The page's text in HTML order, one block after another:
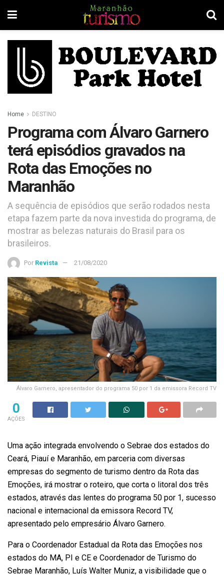
Home DESTINO
Programa com Álvaro Garnero
terá episódios gravados na
Rota das Emoções no
Maranhão
A sequência de episódios que serão rodados nesta
etapa fazem parte da nova investida do programa, de
mostrar as belezas naturais do Brasil para os
brasileiros.
Por Revista 21/08/2020
Álvaro Garnero, apresentador do programa 50 por 1 da emissora Record TV
0
AÇÕES
Uma ação integrada envolvendo o Sebrae dos estados do
Ceará, Piauí e Maranhão, em parceria com diversas
empresas do segmento de turismo dentro da Rota das
Emoções, irá mostrar o roteiro, que corta o litoral dos três
estados, através das lentes do programa 50 por 1, sucesso
nacional e internacional da emissora Record TV,
apresentado pelo empresário Álvaro Garnero.
Para o Coordenador Estadual da Rota das Emoções nos
estados do MA, PI e CE e Coordenador de Turismo do
Sebrae Maranhão, Luís Walter Muniz, a visibilidade que o